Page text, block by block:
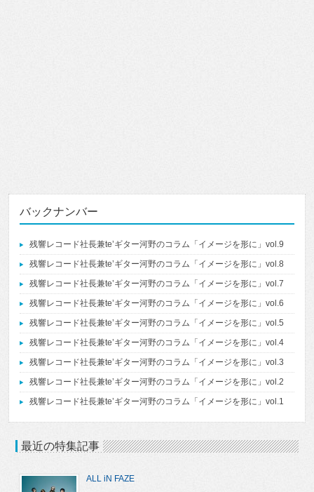
バックナンバー
残響レコード社長兼te’ギター河野のコラム「イメージを形に」vol.9
残響レコード社長兼te’ギター河野のコラム「イメージを形に」vol.8
残響レコード社長兼te’ギター河野のコラム「イメージを形に」vol.7
残響レコード社長兼te’ギター河野のコラム「イメージを形に」vol.6
残響レコード社長兼te’ギター河野のコラム「イメージを形に」vol.5
残響レコード社長兼te’ギター河野のコラム「イメージを形に」vol.4
残響レコード社長兼te’ギター河野のコラム「イメージを形に」vol.3
残響レコード社長兼te’ギター河野のコラム「イメージを形に」vol.2
残響レコード社長兼te’ギター河野のコラム「イメージを形に」vol.1
最近の特集記事
ALL iN FAZE